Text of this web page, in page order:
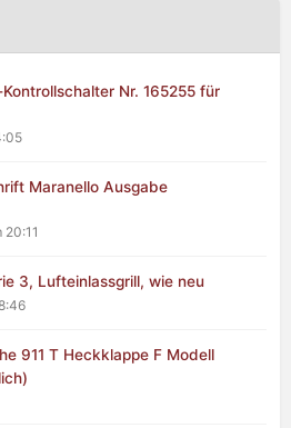
Nr. 165255 für
Maranello Ausgabe
20:11
3, Lufteinlassgrill, wie neu
911 T Heckklappe F Modell